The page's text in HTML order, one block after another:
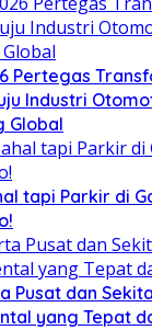
Pertegas
Industri
Global
tapi Parkir di
Pusat dan
yang Tepat